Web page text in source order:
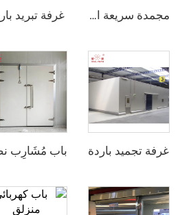
مجمدة سريعة الانفجار غرفة تبريد باردة
باردة باب مُشَارِب نصف مدفون